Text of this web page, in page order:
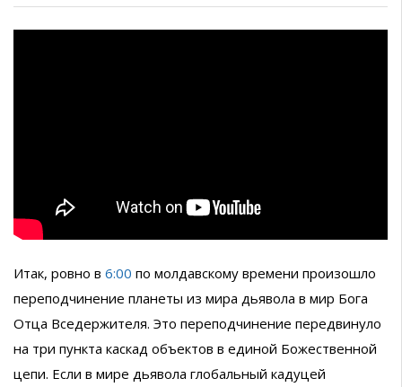
Итак, ровно в 6:00 по молдавскому времени произошло
переподчинение планеты из мира дьявола в мир Бога
Отца Вседержителя. Это переподчинение передвинуло
на три пункта каскад объектов в единой Божественной
цепи. Если в мире дьявола глобальный кадуцей